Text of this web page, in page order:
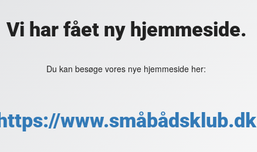
Vi har fået ny hjemmeside.
Du kan besøge vores nye hjemmeside her:
https://www.småbådsklub.dk